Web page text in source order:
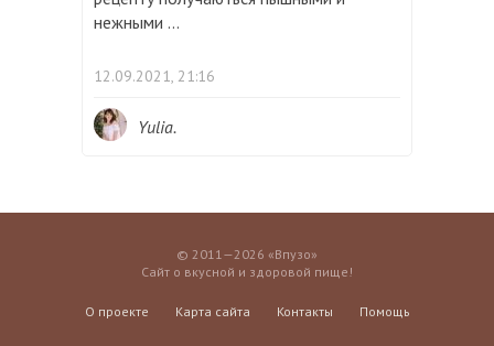
нежными ...
12.09.2021, 21:16
Yulia.
© 2011—2026 «Впузо»
Сайт о вкусной и здоровой пище!
О проекте Карта сайта Контакты Помощь